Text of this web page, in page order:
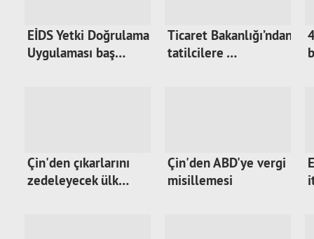
EİDS Yetki Doğrulama
Uygulaması baş…
Ticaret Bakanlığı’ndan
tatilcilere …
Çin'den çıkarlarını
zedeleyecek ülk…
Çin'den ABD'ye vergi
misillemesi